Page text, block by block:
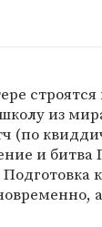
из
(по
и